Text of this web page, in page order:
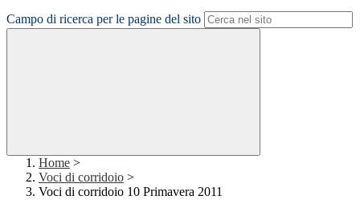
Campo di ricerca per le pagine del sito
Home >
Voci di corridoio >
Voci di corridoio 10 Primavera 2011